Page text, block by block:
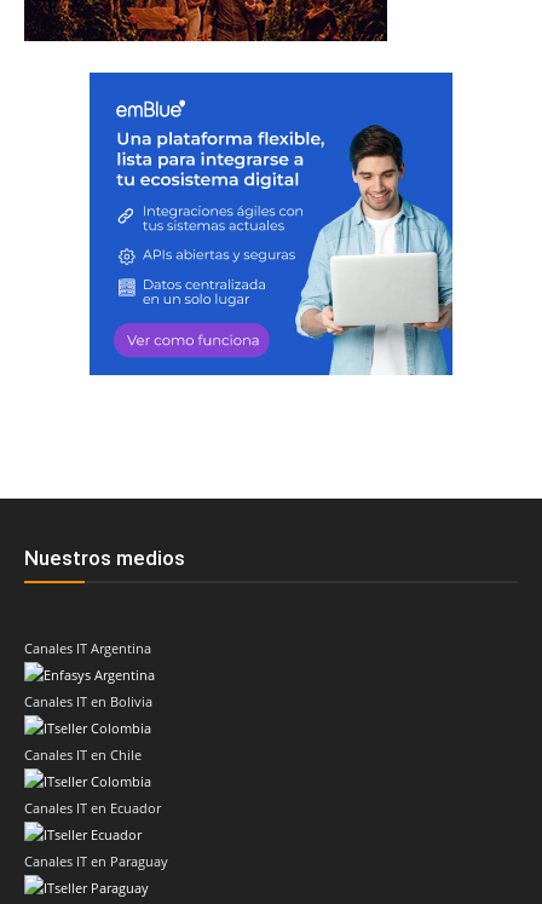
Nuestros medios
Canales IT Argentina
Canales IT en Bolivia
Canales IT en Chile
Canales IT en Ecuador
Canales IT en Paraguay